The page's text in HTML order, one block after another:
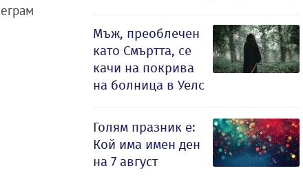
Мъж, преоблечен
като Смъртта, се
качи на покрива
на болница в Уелс
Голям празник е:
Кой има имен ден
на 7 август